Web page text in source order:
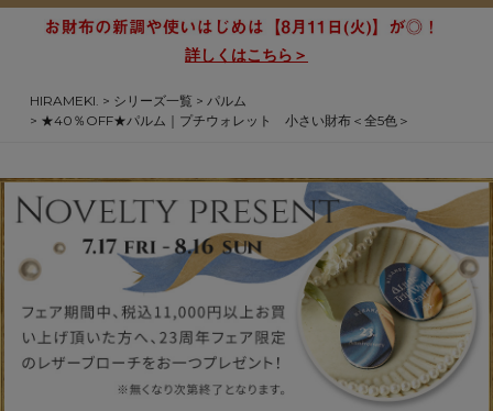
詳しくはこちら＞
HIRAMEKI. シリーズ一覧
パルム
★40％OFF★パルム｜プチウォレット 小さい財布＜全5色＞